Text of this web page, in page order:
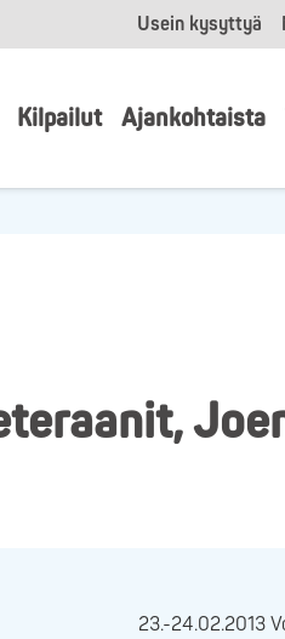
Usein kysyttyä
Kilpailut Ajankohtaista
23.-24.02.2013